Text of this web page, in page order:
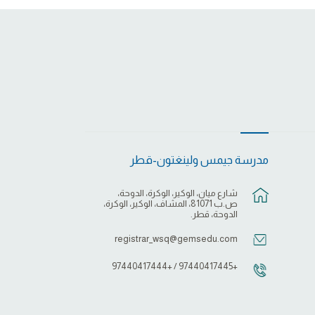
مدرسة جيمس ولينغتون-قطر
شارع ميان، الوكير، الوكرة، الدوحة،
ص.ب 81071، المشاف، الوكير، الوكرة،
الدوحة، قطر.
registrar_wsq@gemsedu.com
+97440417445 / +97440417444